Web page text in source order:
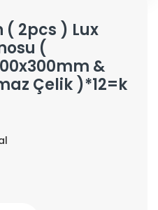
( 2pcs ) Lux
(
&
Çelik )*12=k